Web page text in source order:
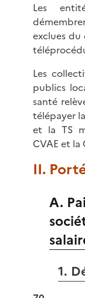
Les
exclues du
Les
publics
santé
télépayer
et la TS
CVAE et la
II.
A.
1.